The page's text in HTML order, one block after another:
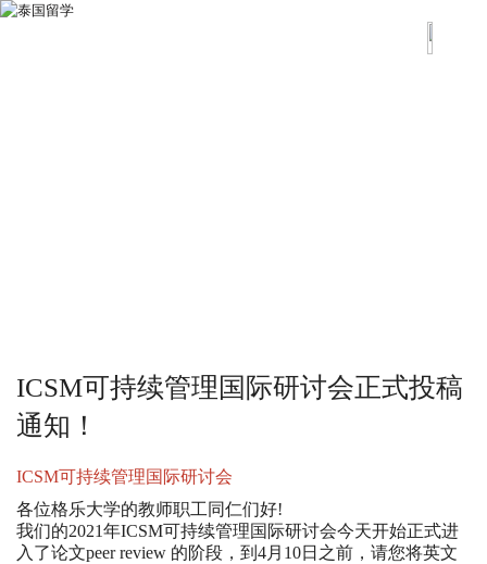
ICSM可持续管理国际研讨会正式投稿
通知！
ICSM可持续管理国际研讨会
各位格乐大学的教师职工同仁们好!
我们的2021年ICSM可持续管理国际研讨会今天开始正式进
入了论文peer review 的阶段，到4月10日之前，请您将英文